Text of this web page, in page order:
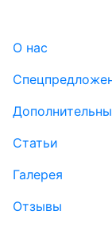
О нас
Статьи
Галерея
Отзывы